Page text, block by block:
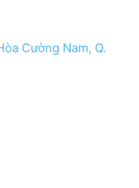
Cường Nam, Q.